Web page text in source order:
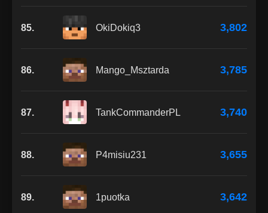
85. OkiDokiq3 3,802
86. Mango_Msztarda 3,785
87. TankCommanderPL 3,740
88. P4misiu231 3,655
89. 1puotka 3,642